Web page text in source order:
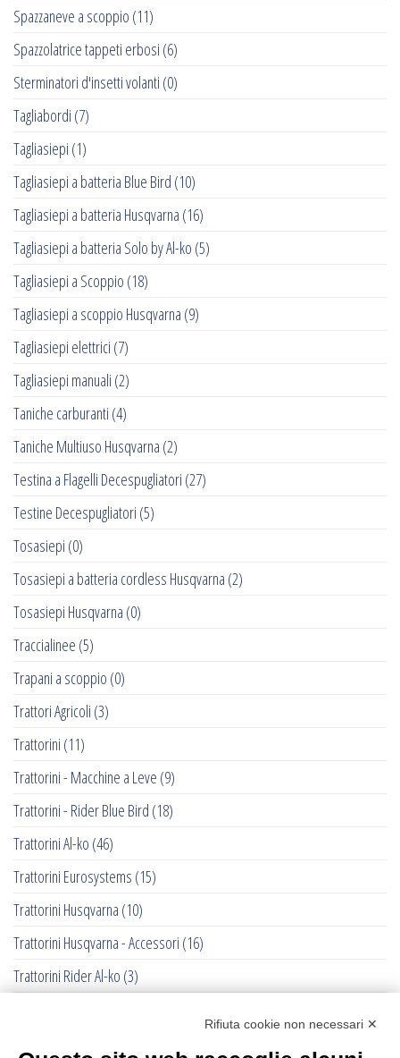
Spazzaneve a scoppio (11)
Spazzolatrice tappeti erbosi (6)
Sterminatori d'insetti volanti (0)
Tagliabordi (7)
Tagliasiepi (1)
Tagliasiepi a batteria Blue Bird (10)
Tagliasiepi a batteria Husqvarna (16)
Tagliasiepi a batteria Solo by Al-ko (5)
Tagliasiepi a Scoppio (18)
Tagliasiepi a scoppio Husqvarna (9)
Tagliasiepi elettrici (7)
Tagliasiepi manuali (2)
Taniche carburanti (4)
Taniche Multiuso Husqvarna (2)
Testina a Flagelli Decespugliatori (27)
Testine Decespugliatori (5)
Tosasiepi (0)
Tosasiepi a batteria cordless Husqvarna (2)
Tosasiepi Husqvarna (0)
Traccialinee (5)
Trapani a scoppio (0)
Trattori Agricoli (3)
Trattorini (11)
Trattorini - Macchine a Leve (9)
Trattorini - Rider Blue Bird (18)
Trattorini Al-ko (46)
Trattorini Eurosystems (15)
Trattorini Husqvarna (10)
Trattorini Husqvarna - Accessori (16)
Trattorini Rider Al-ko (3)
Rifiuta cookie non necessari ✕